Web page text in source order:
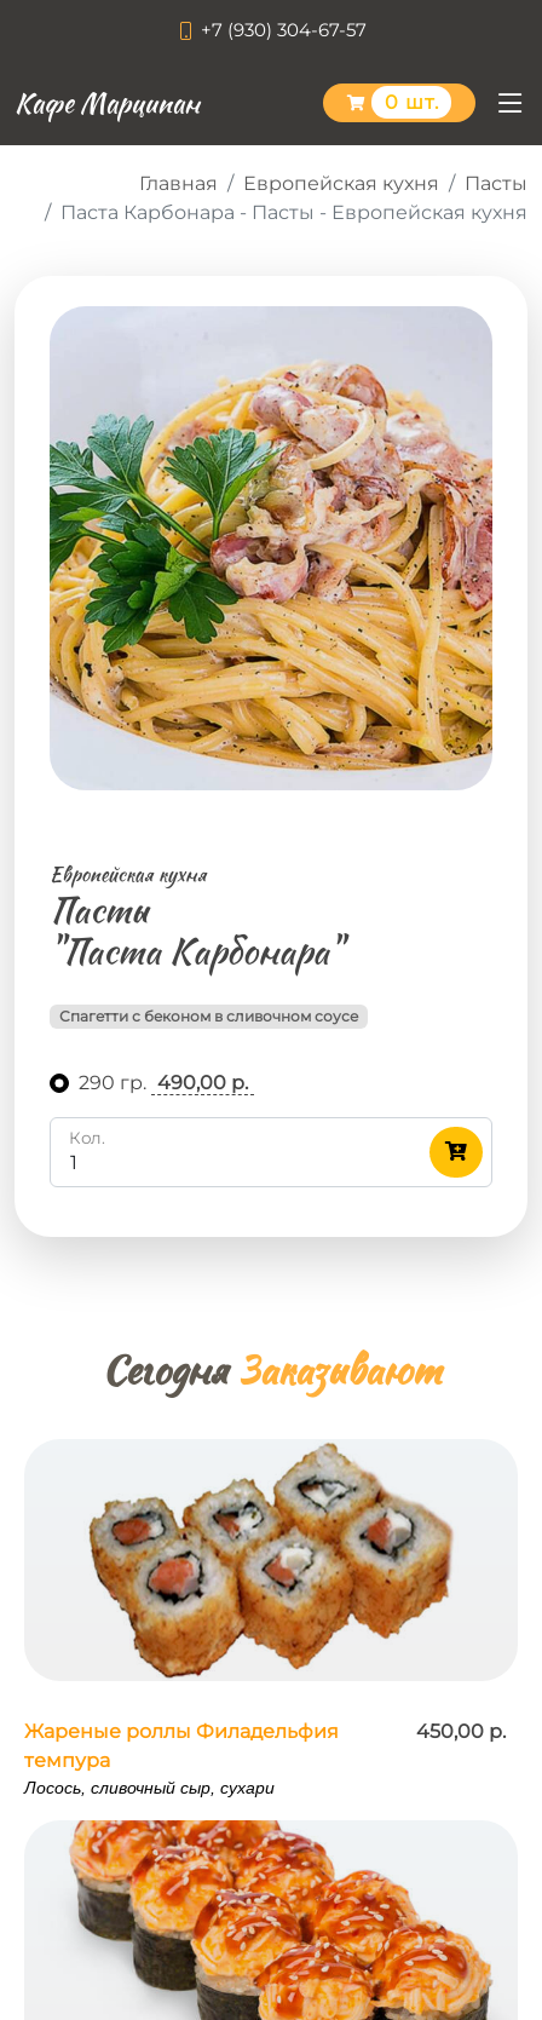
+7 (930) 304-67-57
Кафе Марципан 0 шт.
Главная Европейская кухня
Пасты
Паста Карбонара - Пасты - Европейская кухня
Европейская кухня
Пасты
"Паста Карбонара"
Спагетти с беконом в сливочном соусе
290 гр. 490,00 р.
Кол.
СегодняЗаказывают
Жареные роллы Филадельфия
темпура
450,00 р.
Лосось, сливочный сыр, сухари